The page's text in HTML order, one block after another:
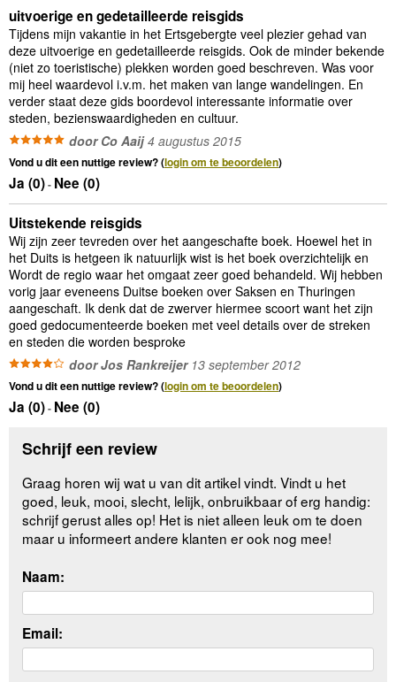
uitvoerige en gedetailleerde reisgids
Tijdens mijn vakantie in het Ertsgebergte veel plezier gehad van
deze uitvoerige en gedetailleerde reisgids. Ook de minder bekende
(niet zo toeristische) plekken worden goed beschreven. Was voor
mij heel waardevol i.v.m. het maken van lange wandelingen. En
verder staat deze gids boordevol interessante informatie over
steden, bezienswaardigheden en cultuur.
door Co Aaij4 augustus 2015
Vond u dit een nuttige review? (login om te beoordelen)
Ja (0)- Nee (0)
Uitstekende reisgids
Wij zijn zeer tevreden over het aangeschafte boek. Hoewel het in
het Duits is hetgeen ik natuurlijk wist is het boek overzichtelijk en
Wordt de regio waar het omgaat zeer goed behandeld. Wij hebben
vorig jaar eveneens Duitse boeken over Saksen en Thuringen
aangeschaft. Ik denk dat de zwerver hiermee scoort want het zijn
goed gedocumenteerde boeken met veel details over de streken
en steden die worden besproke
door Jos Rankreijer13 september 2012
Vond u dit een nuttige review? (login om te beoordelen)
Ja (0)- Nee (0)
Schrijf een review
Graag horen wij wat u van dit artikel vindt. Vindt u het
goed, leuk, mooi, slecht, lelijk, onbruikbaar of erg handig:
schrijf gerust alles op! Het is niet alleen leuk om te doen
maar u informeert andere klanten er ook nog mee!
Naam:
Email: